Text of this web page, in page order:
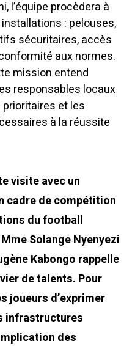
l’équipe procèdera à
: pelouses,
sécuritaires, accès
aux normes.
mission entend
responsables locaux
prioritaires et les
à la réussite
visite avec un
cadre de compétition
du football
Solange Nyenyezi
Kabongo rappelle
de talents. Pour
joueurs d’exprimer
infrastructures
des